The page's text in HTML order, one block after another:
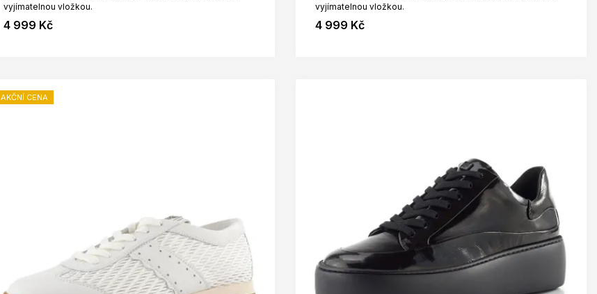
vyjímatelnou vložkou.
4 999 Kč
vyjímatelnou vložkou.
4 999 Kč
AKČNÍ CENA